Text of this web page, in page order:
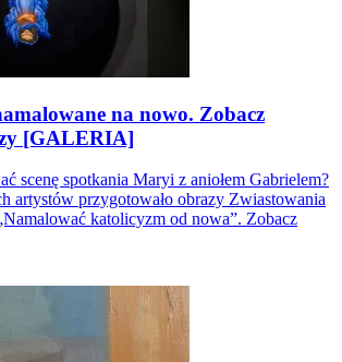
na nowo. Zobacz
[GALERIA]
scenę spotkania Maryi z aniołem Gabrielem?
artystów przygotowało obrazy Zwiastowania
katolicyzm od nowa”. Zobacz